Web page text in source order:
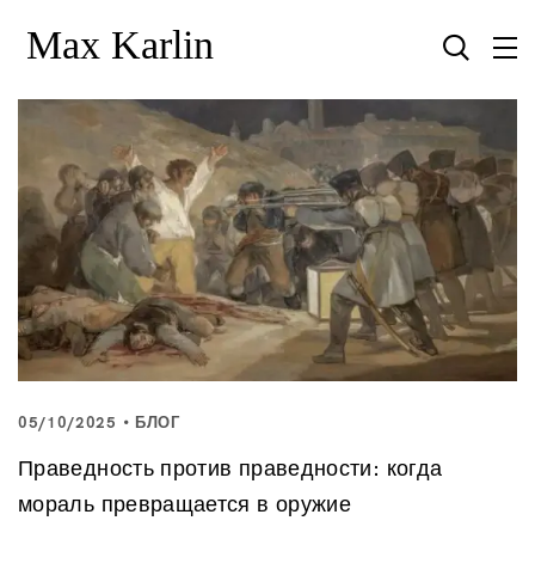
05/10/2025 БЛОГ
Праведность против праведности: когда
мораль превращается в оружие